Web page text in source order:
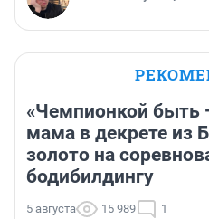
«Чемпионкой быть
мама в декрете из
золото на
бодибилдингу
5 августа 15 989 1